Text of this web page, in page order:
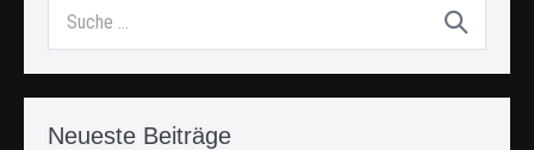
Neueste Beiträge